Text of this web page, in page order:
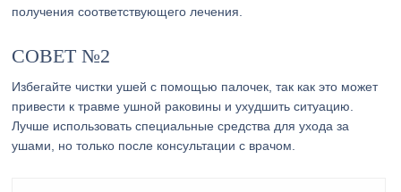
получения соответствующего лечения.
СОВЕТ №2
Избегайте чистки ушей с помощью палочек, так как это может
привести к травме ушной раковины и ухудшить ситуацию.
Лучше использовать специальные средства для ухода за
ушами, но только после консультации с врачом.